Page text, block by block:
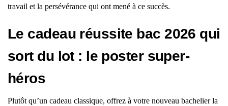
travail et la persévérance qui ont mené à ce succès.
Le cadeau réussite bac 2026 qui
sort du lot : le poster super-
héros
Plutôt qu’un cadeau classique, offrez à votre nouveau bachelier la